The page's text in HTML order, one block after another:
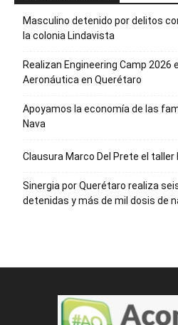
Masculino detenido por delitos
la colonia Lindavista
Realizan Engineering Camp 2026
Aeronáutica en Querétaro
Apoyamos la economía de las
Nava
Clausura Marco Del Prete el
Sinergia por Querétaro realiza
detenidas y más de mil dosis de